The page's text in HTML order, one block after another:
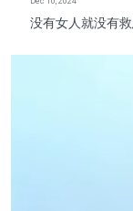
没有女人就没有